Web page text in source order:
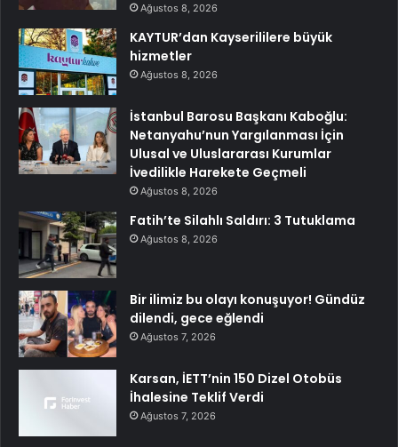
Ağustos 8, 2026
KAYTUR’dan Kayserililere büyük
hizmetler
Ağustos 8, 2026
İstanbul Barosu Başkanı Kaboğlu:
Netanyahu’nun Yargılanması İçin
Ulusal ve Uluslararası Kurumlar
İvedilikle Harekete Geçmeli
Ağustos 8, 2026
Fatih’te Silahlı Saldırı: 3 Tutuklama
Ağustos 8, 2026
Bir ilimiz bu olayı konuşuyor! Gündüz
dilendi, gece eğlendi
Ağustos 7, 2026
Karsan, İETT’nin 150 Dizel Otobüs
İhalesine Teklif Verdi
Ağustos 7, 2026